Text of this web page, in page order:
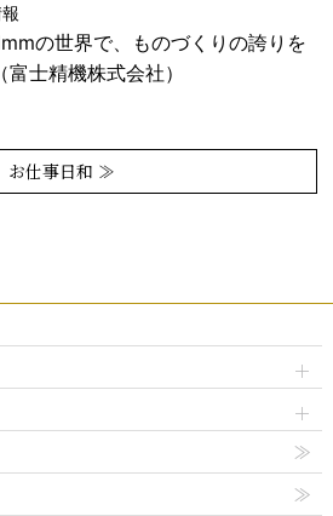
の世界で、ものづくりの誇りを
富士精機株式会社）
お仕事日和 ≫